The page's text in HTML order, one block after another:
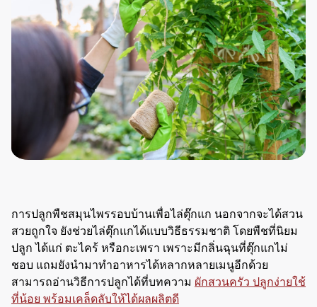
การปลูกพืชสมุนไพรรอบบ้านเพื่อไล่ตุ๊กแก นอกจากจะได้สวน
สวยถูกใจ ยังช่วยไล่ตุ๊กแกได้แบบวิธีธรรมชาติ โดยพืชที่นิยม
ปลูก ได้แก่ ตะไคร้ หรือกะเพรา เพราะมีกลิ่นฉุนที่ตุ๊กแกไม่
ชอบ แถมยังนำมาทำอาหารได้หลากหลายเมนูอีกด้วย
สามารถอ่านวิธีการปลูกได้ที่บทความ ผักสวนครัว ปลูกง่ายใช้
ที่น้อย พร้อมเคล็ดลับให้ได้ผลผลิตดี